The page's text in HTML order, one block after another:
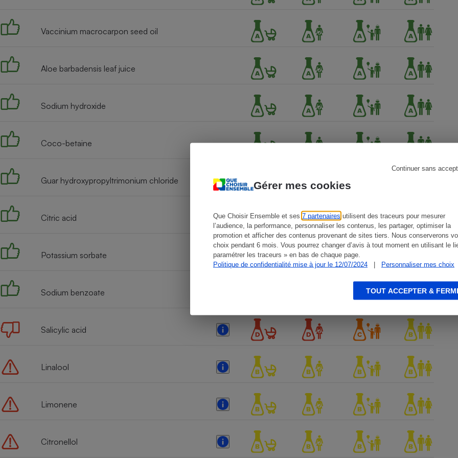
Gérer mes cookies
Que Choisir Ensemble et ses 7 partenaires utilisent des traceurs pour mesurer
l’audience, la performance, personnaliser les contenus, les partager, optimiser la
promotion et afficher des contenus provenant de sites tiers. Nous conserverons
choix pendant 6 mois. Vous pourrez changer d’avis à tout moment en utilisant le
paramétrer les traceurs » en bas de chaque page.
Politique de confidentialité mise à jour le 12/07/2024
| Personnaliser mes choix
Continuer sans
TOUT ACCEPTER &
Vaccinium macrocarpon seed oil
Aloe barbadensis leaf juice
Sodium hydroxide
Coco-betaine
Guar hydroxypropyltrimonium chloride
Citric acid
Potassium sorbate
Sodium benzoate
Salicylic acid
Linalool
Limonene
Citronellol